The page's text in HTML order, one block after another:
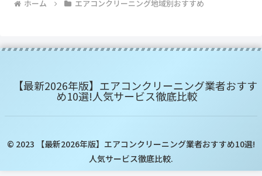
ホーム エアコンクリーニング地域別おすすめ
【最新2026年版】エアコンクリーニング業者おすす
め10選!人気サービス徹底比較
© 2023 【最新2026年版】エアコンクリーニング業者おすすめ10選!
人気サービス徹底比較.